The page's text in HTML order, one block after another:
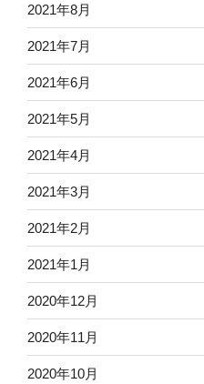
2021年8月
2021年7月
2021年6月
2021年5月
2021年4月
2021年3月
2021年2月
2021年1月
2020年12月
2020年11月
2020年10月